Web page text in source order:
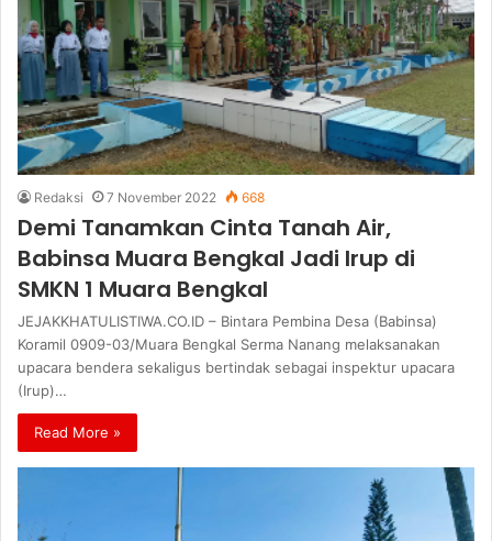
Redaksi 7 November 2022 668
Demi Tanamkan Cinta Tanah Air,
Babinsa Muara Bengkal Jadi Irup di
SMKN 1 Muara Bengkal
JEJAKKHATULISTIWA.CO.ID – Bintara Pembina Desa (Babinsa)
Koramil 0909-03/Muara Bengkal Serma Nanang melaksanakan
upacara bendera sekaligus bertindak sebagai inspektur upacara
(Irup)…
Read More »